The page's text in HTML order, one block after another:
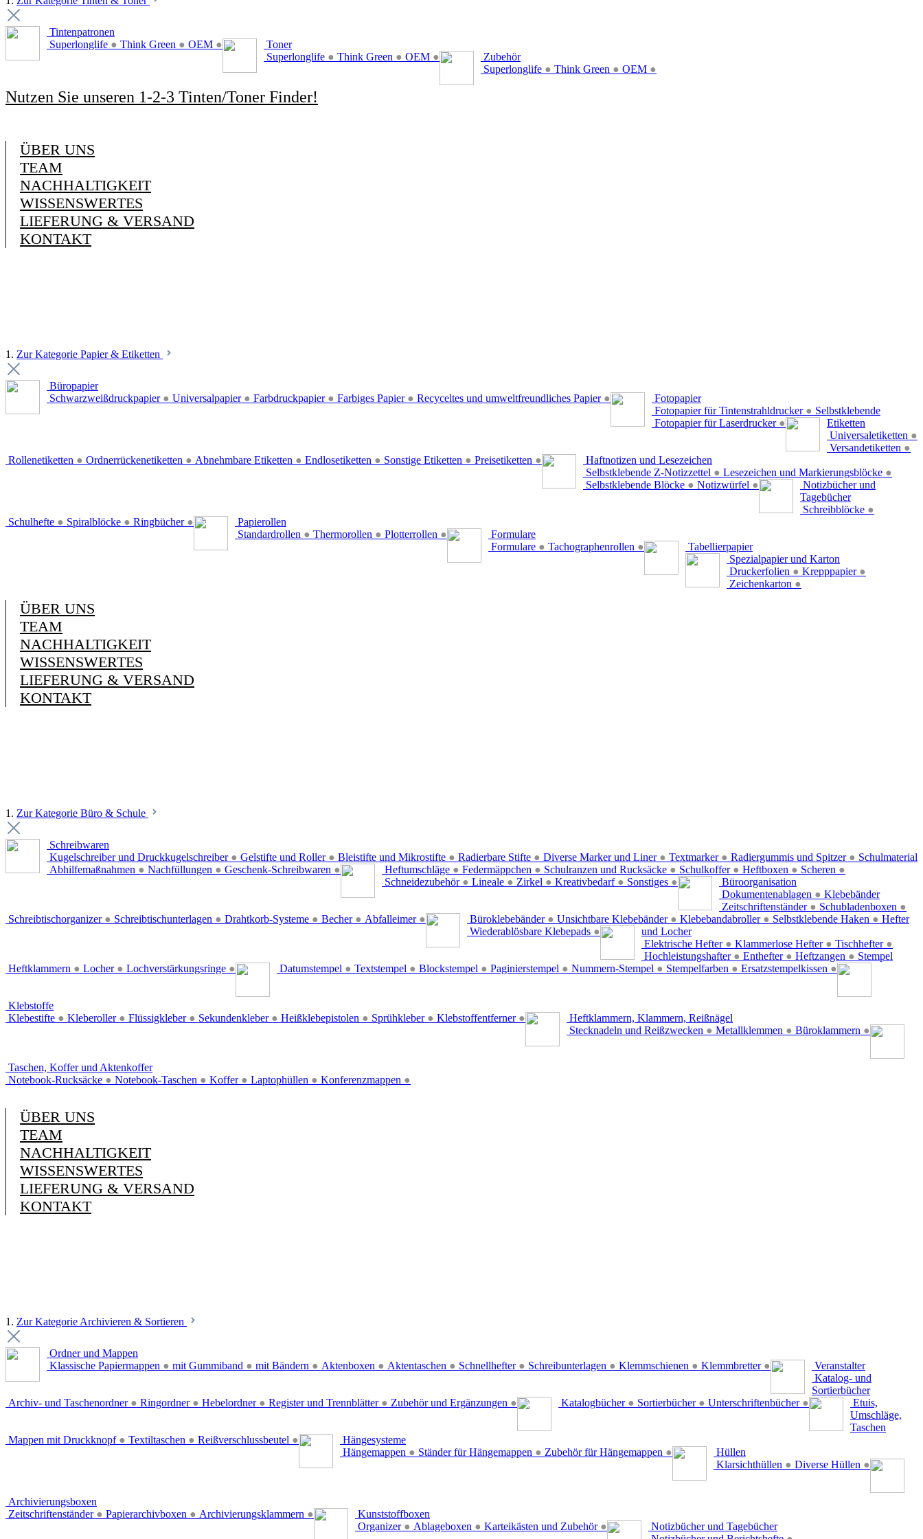
Tintenpatronen
Superlonglife ● Think Green ● OEM ●
Toner
Superlonglife ● Think Green ● OEM ●
Zubehör
Superlonglife ● Think Green ● OEM ●
Nutzen Sie unseren 1-2-3 Tinten/Toner Finder!
ÜBER UNS
TEAM
NACHHALTIGKEIT
WISSENSWERTES
LIEFERUNG & VERSAND
KONTAKT
1. Zur Kategorie Papier & Etiketten
Büropapier
Schwarzweißdruckpapier ● Universalpapier ● Farbdruckpapier ● Farbiges Papier ● Recyceltes und umweltfreundliches Papier ●
Fotopapier
Fotopapier für Tintenstrahldrucker ●
Fotopapier für Laserdrucker ●
Selbstklebende
Etiketten
Universaletiketten ●
Versandetiketten ●
Rollenetiketten ● Ordnerrückenetiketten ● Abnehmbare Etiketten ● Endlosetiketten ● Sonstige Etiketten ● Preisetiketten ●
Haftnotizen und Lesezeichen
Selbstklebende Z-Notizzettel ● Lesezeichen und Markierungsblöcke ●
Selbstklebende Blöcke ● Notizwürfel ●
Notizbücher und
Tagebücher
Schreibblöcke ●
Schulhefte ● Spiralblöcke ● Ringbücher ●
Papierollen
Standardrollen ● Thermorollen ● Plotterrollen ●
Formulare
Formulare ● Tachographenrollen ●
Tabellierpapier
Spezialpapier und Karton
Druckerfolien ● Krepppapier ●
Zeichenkarton ●
ÜBER UNS
TEAM
NACHHALTIGKEIT
WISSENSWERTES
LIEFERUNG & VERSAND
KONTAKT
1. Zur Kategorie Büro & Schule
Schreibwaren
Kugelschreiber und Druckkugelschreiber ● Gelstifte und Roller ● Bleistifte und Mikrostifte ● Radierbare Stifte ● Diverse Marker und Liner ● Textmarker ● Radiergummis und Spitzer ●
Abhilfemaßnahmen ● Nachfüllungen ● Geschenk-Schreibwaren ●
Schulmaterial
Heftumschläge ● Federmäppchen ● Schulranzen und Rucksäcke ● Schulkoffer ● Heftboxen ● Scheren ●
Schneidezubehör ● Lineale ● Zirkel ● Kreativbedarf ● Sonstiges ●
Büroorganisation
Dokumentenablagen ●
Zeitschriftenständer ● Schubladenboxen ●
Schreibtischorganizer ● Schreibtischunterlagen ● Drahtkorb-Systeme ● Becher ● Abfalleimer ●
Klebebänder
Büroklebebänder ● Unsichtbare Klebebänder ● Klebebandabroller ● Selbstklebende Haken ●
Wiederablösbare Klebepads ●
Hefter
und Locher
Elektrische Hefter ● Klammerlose Hefter ● Tischhefter ●
Hochleistungshafter ● Enthefter ● Heftzangen ●
Heftklammern ● Locher ● Lochverstärkungsringe ●
Stempel
Datumstempel ● Textstempel ● Blockstempel ● Paginierstempel ● Nummern-Stempel ● Stempelfarben ● Ersatzstempelkissen ●
Klebstoffe
Klebestifte ● Kleberoller ● Flüssigkleber ● Sekundenkleber ● Heißklebepistolen ● Sprühkleber ● Klebstoffentferner ●
Heftklammern, Klammern, Reißnägel
Stecknadeln und Reißzwecken ● Metallklemmen ● Büroklammern ●
Taschen, Koffer und Aktenkoffer
Notebook-Rucksäcke ● Notebook-Taschen ● Koffer ● Laptophüllen ● Konferenzmappen ●
ÜBER UNS
TEAM
NACHHALTIGKEIT
WISSENSWERTES
LIEFERUNG & VERSAND
KONTAKT
1. Zur Kategorie Archivieren & Sortieren
Ordner und Mappen
Klassische Papiermappen ● mit Gummiband ● mit Bändern ● Aktenboxen ● Aktentaschen ● Schnellhefter ● Schreibunterlagen ● Klemmschienen ● Klemmbretter ● Veranstalter
Archiv- und Taschenordner ● Ringordner ● Hebelordner ● Register und Trennblätter ● Zubehör und Ergänzungen ●
Katalog- und
Sortierbücher
Katalogbücher ● Sortierbücher ● Unterschriftenbücher ●
Etuis,
Umschläge,
Taschen
Mappen mit Druckknopf ● Textiltaschen ● Reißverschlussbeutel ●
Hängesysteme
Hängemappen ● Ständer für Hängemappen ● Zubehör für Hängemappen ●
Hüllen
Klarsichthüllen ● Diverse Hüllen ●
Archivierungsboxen
Zeitschriftenständer ● Papierarchivboxen ● Archivierungsklammern ●
Kunststoffboxen
Organizer ● Ablageboxen ● Karteikästen und Zubehör ●
Notizbücher und Tagebücher